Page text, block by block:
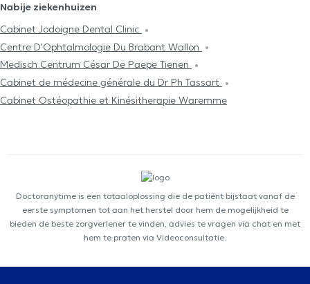
Nabije ziekenhuizen
Cabinet Jodoigne Dental Clinic
Centre D'Ophtalmologie Du Brabant Wallon
Medisch Centrum César De Paepe Tienen
Cabinet de médecine générale du Dr Ph Tassart
Cabinet Ostéopathie et Kinésitherapie Waremme
Doctoranytime is een totaaloplossing die de patiënt bijstaat vanaf de
eerste symptomen tot aan het herstel door hem de mogelijkheid te
bieden de beste zorgverlener te vinden, advies te vragen via chat en met
hem te praten via Videoconsultatie.